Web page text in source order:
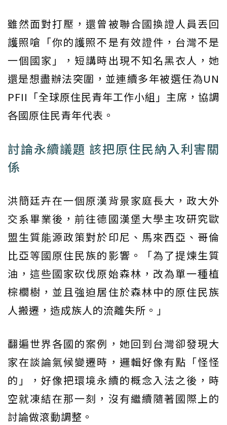
雖然面對打壓，還曾被聯合國換證人員丟回
護照嗆「你的護照不是有效證件，台灣不是
一個國家」，短講時出現不知名黑衣人，她
還是想盡辦法突圍，並連續多年被選任為UN
PFII「全球原住民青年工作小組」主席，協調
各國原住民青年代表。
討論永續議題 該把原住民納入利害關
係
洪簡廷卉在一個原漢背景家庭長大，政大外
交系畢業後，前往德國漢堡大學主攻研究歐
盟生質能源政策對於印尼、馬來西亞、哥倫
比亞等國原住民族的影響。「為了提煉生質
油，這些國家砍伐原始森林，改為單一種植
棕櫚樹，並且強迫居住於森林中的原住民族
人搬遷，造成族人的流離失所。」
翻遍世界各國的案例，她回到台灣卻發現大
家在談論氣候變遷時，邏輯好像有點「怪怪
的」，好像把環境永續的概念入法之後，時
空就凍結在那一刻，沒有繼續隨著國際上的
討論做滾動調整。